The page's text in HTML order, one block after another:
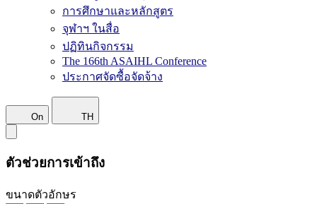
การศึกษาและหลักสูตร
จุฬาฯ ในสื่อ
ปฏิทินกิจกรรม
The 166th ASAIHL Conference
ประกาศจัดซื้อจัดจ้าง
On TH
ตัวช่วยการเข้าถึง
ขนาดตัวอักษร